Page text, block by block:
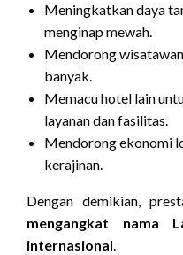
Meningkatkan daya
menginap mewah.
Mendorong
banyak.
Memacu hotel lain
layanan dan fasilitas.
Mendorong ekonomi
kerajinan.
Dengan demikian,
mengangkat nama
internasional.